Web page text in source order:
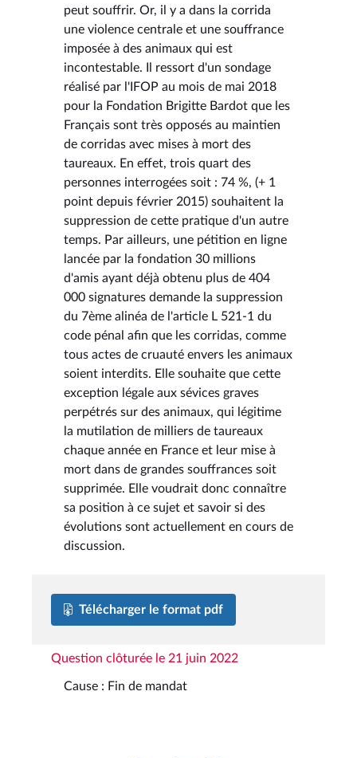
peut souffrir. Or, il y a dans la corrida
une violence centrale et une souffrance
imposée à des animaux qui est
incontestable. Il ressort d'un sondage
réalisé par l'IFOP au mois de mai 2018
pour la Fondation Brigitte Bardot que les
Français sont très opposés au maintien
de corridas avec mises à mort des
taureaux. En effet, trois quart des
personnes interrogées soit : 74 %, (+ 1
point depuis février 2015) souhaitent la
suppression de cette pratique d'un autre
temps. Par ailleurs, une pétition en ligne
lancée par la fondation 30 millions
d'amis ayant déjà obtenu plus de 404
000 signatures demande la suppression
du 7ème alinéa de l'article L 521-1 du
code pénal afin que les corridas, comme
tous actes de cruauté envers les animaux
soient interdits. Elle souhaite que cette
exception légale aux sévices graves
perpétrés sur des animaux, qui légitime
la mutilation de milliers de taureaux
chaque année en France et leur mise à
mort dans de grandes souffrances soit
supprimée. Elle voudrait donc connaître
sa position à ce sujet et savoir si des
évolutions sont actuellement en cours de
discussion.
Télécharger le format pdf
Question clôturée le 21 juin 2022
Cause : Fin de mandat